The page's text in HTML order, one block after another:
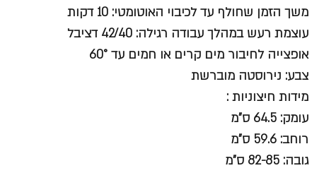
משך הזמן שחולף עד לכיבוי האוטומטי: 10 דקות
עוצמת רעש במהלך עבודה רגילה: 42/40 דציבל
אופצייה לחיבור מים קרים או חמים עד 60°
צבע: נירוסטה מוברשת
מידות חיצוניות :
עומק: 64.5 ס"מ
רוחב: 59.6 ס"מ
גובה: 82-85 ס"מ